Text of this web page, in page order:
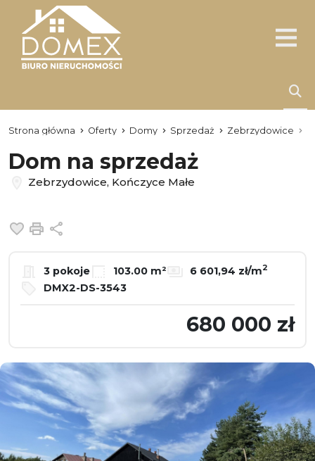
Strona główna Oferty Domy Sprzedaż Zebrzydowice
Dom na sprzedaż
Zebrzydowice, Kończyce Małe
Dodaj do ulubionych
Drukuj
3 pokoje 103.00 m² 6 601,94 zł/m2
DMX2-DS-3543
680 000 zł